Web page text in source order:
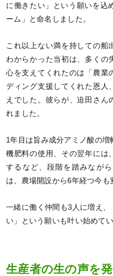
に働きたい」という願いを込
ーム」と命名しました。
これ以上ない満を持しての船
わからかった当初は、多くの
心を支えてくれたのは「農業
ディング支援してくれた恩人
えでした。彼らが、迫田さん
れました。
1年目は旨み成分アミノ酸の
機肥料の使用、その翌年には
するなど、段階を踏みなが
は、農場開設から6年経つ今も
一緒に働く仲間も3人に増え
い」という願いも叶い始めてい
生産者の生の声を